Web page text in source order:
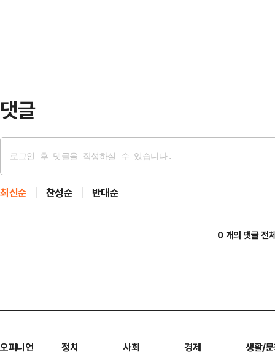
댓글
최신순 찬성순 반대순
0 개의 댓글 전
오피니언 정치 사회 경제 생활/